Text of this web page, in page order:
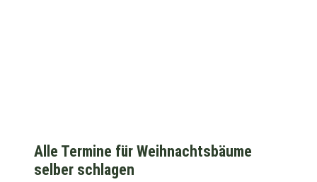
Alle Termine für Weihnachtsbäume
selber schlagen